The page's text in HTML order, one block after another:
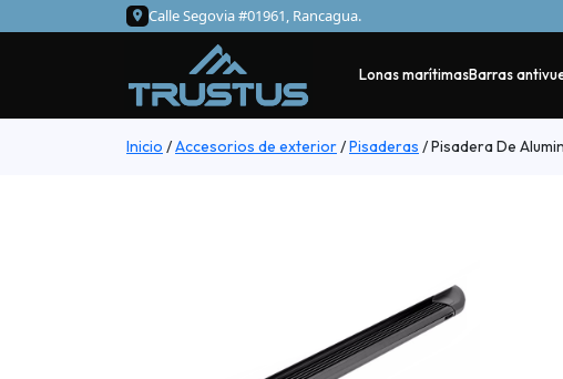
Calle Segovia #01961, Rancagua.
Lonas marítimasBarras
Inicio /Accesorios de exterior/Pisaderas /Pisadera De